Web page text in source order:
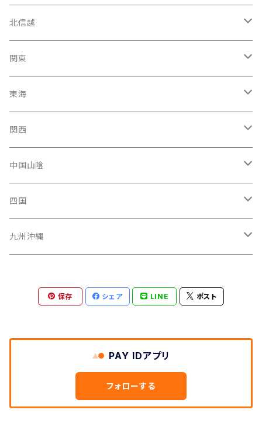
宮城県
岩手県
福島県
青森県
秋田県
山形県
北信越
石川県
富山駅
新潟県
長野県
福井県
関東
東京都
神奈川県
千葉県
埼玉県
茨城県
栃木県
東海
愛知県
静岡県
三重県
岐阜県
関西
大阪府
京都府
兵庫県
和歌山県
滋賀県
中国山陰
広島県
岡山県
島根県
四国
高知県
徳島県
九州沖縄
沖縄県
保存 シェア LINE ポスト
PAY IDアプリ
フォローする